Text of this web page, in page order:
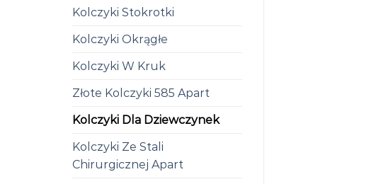
Kolczyki Stokrotki
Kolczyki Okrągłe
Kolczyki W Kruk
Złote Kolczyki 585 Apart
Kolczyki Dla Dziewczynek
Kolczyki Ze Stali
Chirurgicznej Apart